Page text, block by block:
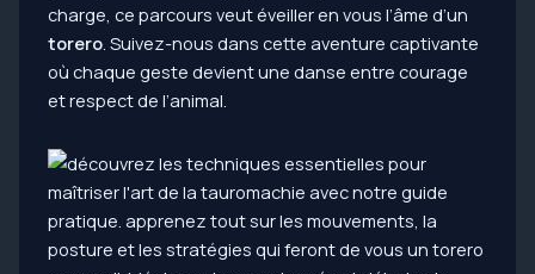
charge, ce parcours veut éveiller en vous l’âme d’un
torero. Suivez-nous dans cette aventure captivante
où chaque geste devient une danse entre courage
et respect de l’animal.